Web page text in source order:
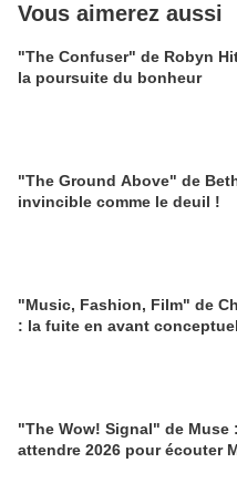
Vous aimerez aussi
"The Confuser" de Robyn
la poursuite du bonheur
"The Ground Above" de
invincible comme le deuil !
"Music, Fashion, Film" de
: la fuite en avant
"The Wow! Signal" de Muse
attendre 2026 pour écouter